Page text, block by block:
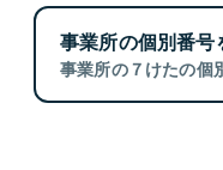
事業所の個別番号
事業所の７けたの個